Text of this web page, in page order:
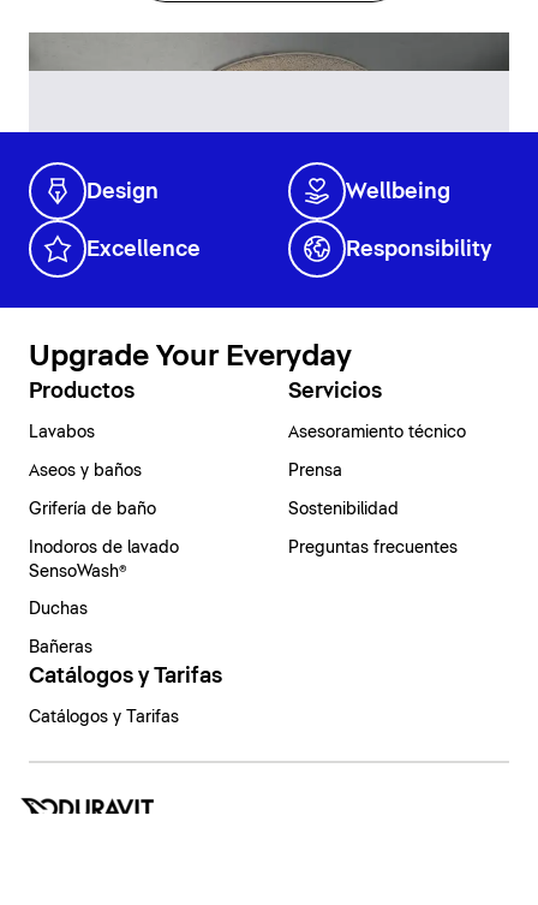
Design Wellbeing
Excellence Responsibility
Upgrade Your Everyday
Productos
Lavabos
Aseos y baños
Grifería de baño
Inodoros de lavado
SensoWash®
Duchas
Bañeras
Servicios
Asesoramiento técnico
Prensa
Sostenibilidad
Preguntas frecuentes
Catálogos y Tarifas
Catálogos y Tarifas